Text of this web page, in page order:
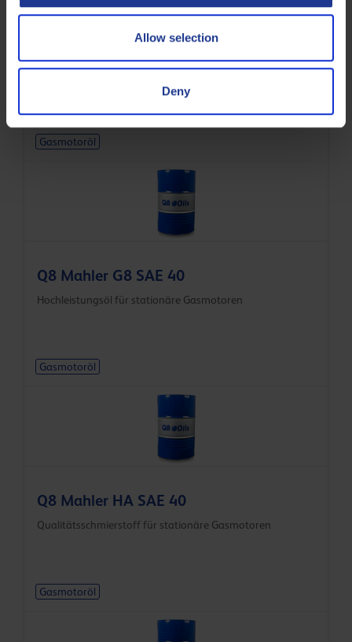
Allow selection
Deny
Gasmotoröl
Q8 Mahler G8 SAE 40
Hochleistungsöl für stationäre Gasmotoren
Gasmotoröl
Q8 Mahler HA SAE 40
Qualitätsschmierstoff für stationäre Gasmotoren
Gasmotoröl